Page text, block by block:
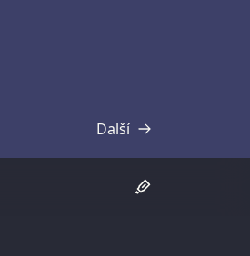
Další
Přepis